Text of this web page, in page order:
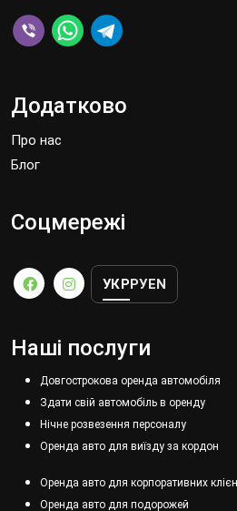
Додатково
Про нас
Блог
Соцмережі
УКР РУEN
Наші послуги
Довгострокова оренда автомобіля
Здати свій автомобіль в оренду
Нічне розвезення персоналу
Оренда авто для виїзду за кордон
Оренда авто для корпоративних
Оренда авто для подорожей